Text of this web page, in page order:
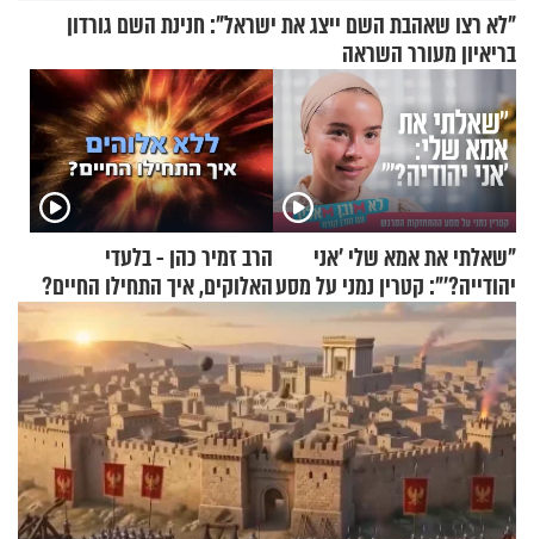
"לא רצו שאהבת השם ייצג את ישראל": חנינת השם גורדון
בריאיון מעורר השראה
"שאלתי את אמא שלי 'אני
יהודייה?'": קטרין נמני על מסע
ההתחזקות המרגש
הרב זמיר כהן - בלעדי
האלוקים, איך התחילו החיים?